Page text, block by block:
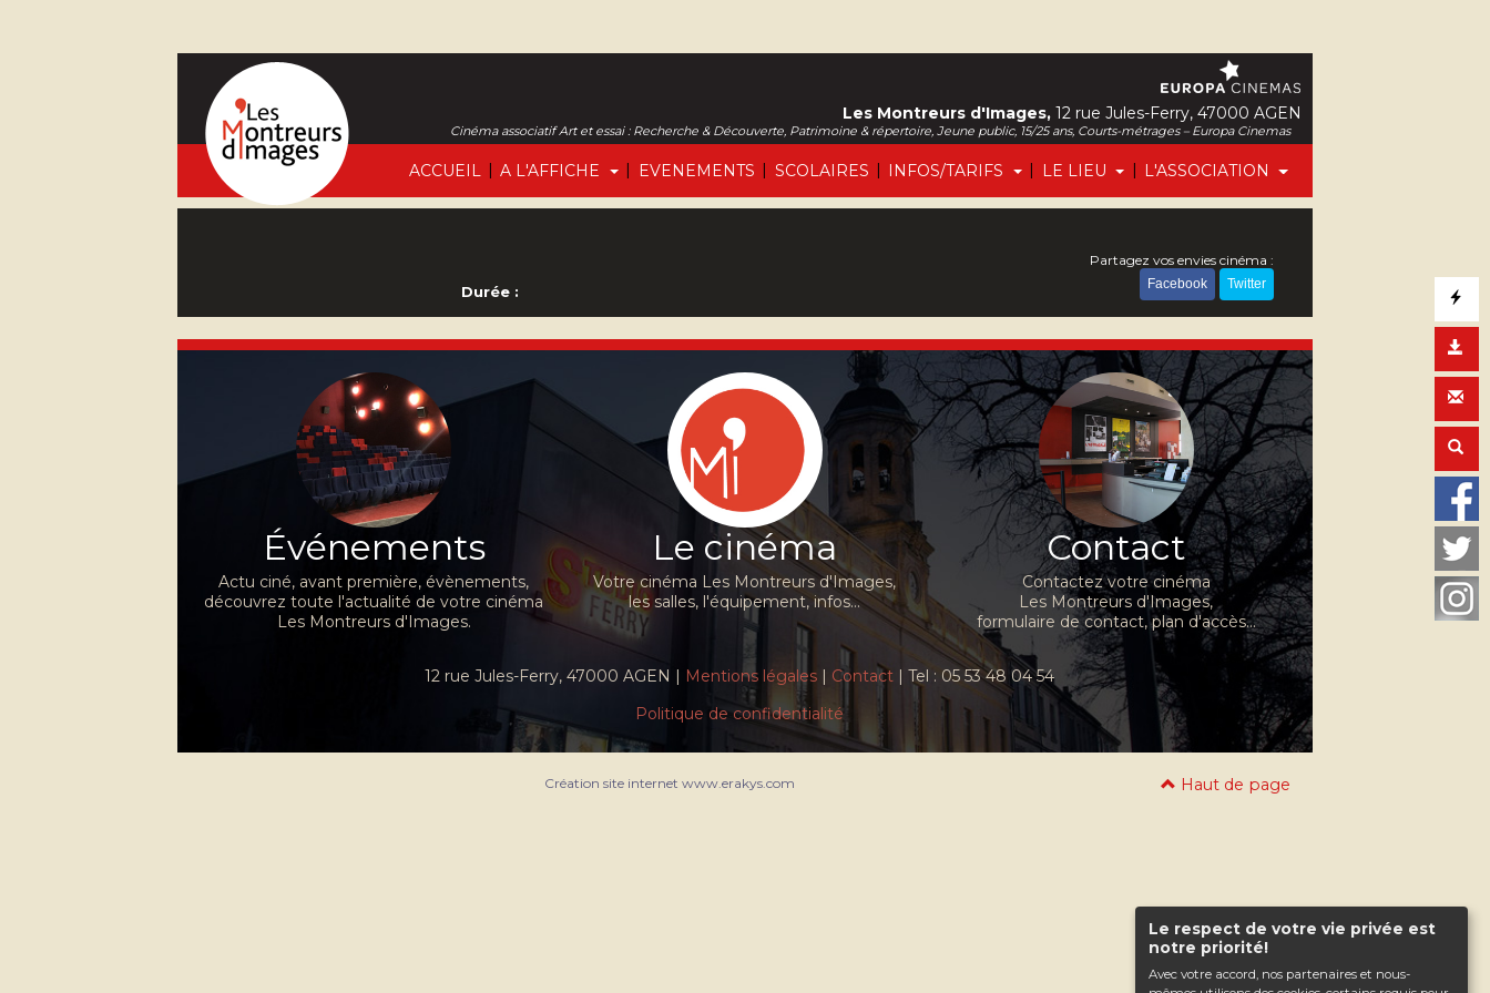
Le respect de votre vie privée est
notre priorité!
Avec votre accord, nos partenaires et nous-
ACCUEIL | A L'AFFICHE | EVENEMENTS | SCOLAIRES | INFOS/TARIFS | LE LIEU | L'ASSOCIATION
Les Montreurs d'Images, 12 rue Jules-Ferry, 47000 AGEN
Cinéma associatif Art et essai : Recherche & Découverte, Patrimoine & répertoire, Jeune public, 15/25 ans, Courts-métrages – Europa Cinemas
Durée :
Partagez vos envies cinéma :
Facebook Twitter
Événements
Actu ciné, avant première, évènements,
découvrez toute l'actualité de votre cinéma
Les Montreurs d'Images.
Le cinéma
Votre cinéma Les Montreurs d'Images,
les salles, l'équipement, infos...
Contact
Contactez votre cinéma
Les Montreurs d'Images,
formulaire de contact, plan d'accès...
12 rue Jules-Ferry, 47000 AGEN | Mentions légales | Contact | Tel : 05 53 48 04 54
Politique de confidentialité
Haut de page
Création site internet www.erakys.com